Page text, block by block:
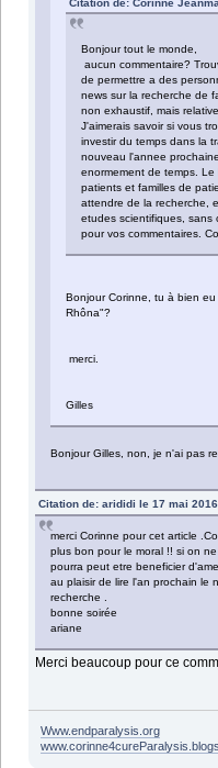
Citation de: Corinne
Bonjour tout le monde,
aucun commentaire?
de permettre a des
news sur la recherche de
non exhaustif, mais
J'aimerais savoir si vous
investir du temps dans la
nouveau l'annee
enormement de temps.
patients et familles de
attendre de la recherche,
etudes scientifiques, sans
pour vos commentaires.
Bonjour Corinne, tu à bien
Rhôna"?
merci.
Gilles
Bonjour Gilles, non, je n'ai pas
Citation de: arididi le 17 mai
merci Corinne pour cet article
plus bon pour le moral !! si on
pourra peut etre beneficier
au plaisir de lire l'an prochain le
recherche .
bonne soirée
ariane
Merci beaucoup pour ce
Www.endparalysis.org